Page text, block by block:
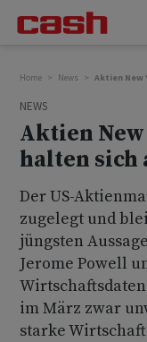
Home News Aktien New
NEWS
Aktien
halten sich
Der US-
zugelegt und
jüngsten
Jerome Powell
im März zwar
starke